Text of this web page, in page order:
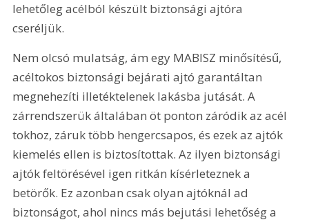
lehetőleg acélból készült biztonsági ajtóra
cseréljük.
Nem olcsó mulatság, ám egy MABISZ minősítésű,
acéltokos biztonsági bejárati ajtó garantáltan
megnehezíti illetéktelenek lakásba jutását. A
zárrendszerük általában öt ponton záródik az acél
tokhoz, záruk több hengercsapos, és ezek az ajtók
kiemelés ellen is biztosítottak. Az ilyen biztonsági
ajtók feltörésével igen ritkán kísérleteznek a
betörők. Ez azonban csak olyan ajtóknál ad
biztonságot, ahol nincs más bejutási lehetőség a